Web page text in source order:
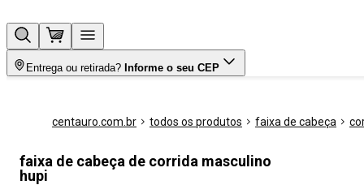
Entrega ou retirada? Informe o seu CEP
centauro.com.br todos os produtos faixa de cabeça
faixa de cabeça de corrida masculino
hupi